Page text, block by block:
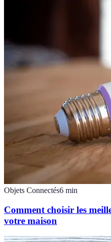
Objets Connectés6 min
Comment choisir les
votre maison